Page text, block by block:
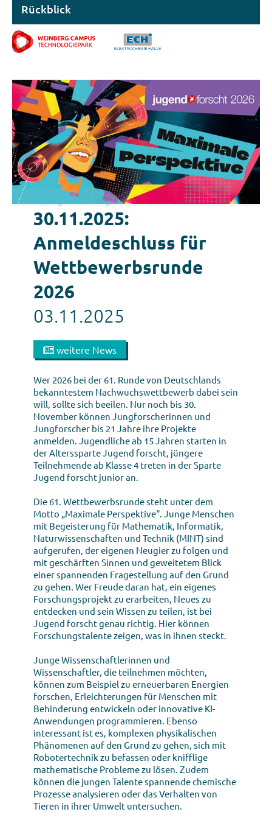
Rückblick
30.11.2025:
Anmeldeschluss für
Wettbewerbsrunde
2026
03.11.2025
weitere News
Wer 2026 bei der 61. Runde von Deutschlands
bekanntestem Nachwuchswettbewerb dabei sein
will, sollte sich beeilen. Nur noch bis 30.
November können Jungforscherinnen und
Jungforscher bis 21 Jahre ihre Projekte
anmelden. Jugendliche ab 15 Jahren starten in
der Alterssparte Jugend forscht, jüngere
Teilnehmende ab Klasse 4 treten in der Sparte
Jugend forscht junior an.
Die 61. Wettbewerbsrunde steht unter dem
Motto „Maximale Perspektive“. Junge Menschen
mit Begeisterung für Mathematik, Informatik,
Naturwissenschaften und Technik (MINT) sind
aufgerufen, der eigenen Neugier zu folgen und
mit geschärften Sinnen und geweitetem Blick
einer spannenden Fragestellung auf den Grund
zu gehen. Wer Freude daran hat, ein eigenes
Forschungsprojekt zu erarbeiten, Neues zu
entdecken und sein Wissen zu teilen, ist bei
Jugend forscht genau richtig. Hier können
Forschungstalente zeigen, was in ihnen steckt.
Junge Wissenschaftlerinnen und
Wissenschaftler, die teilnehmen möchten,
können zum Beispiel zu erneuerbaren Energien
forschen, Erleichterungen für Menschen mit
Behinderung entwickeln oder innovative KI-
Anwendungen programmieren. Ebenso
interessant ist es, komplexen physikalischen
Phänomenen auf den Grund zu gehen, sich mit
Robotertechnik zu befassen oder knifflige
mathematische Probleme zu lösen. Zudem
können die jungen Talente spannende chemische
Prozesse analysieren oder das Verhalten von
Tieren in ihrer Umwelt untersuchen.